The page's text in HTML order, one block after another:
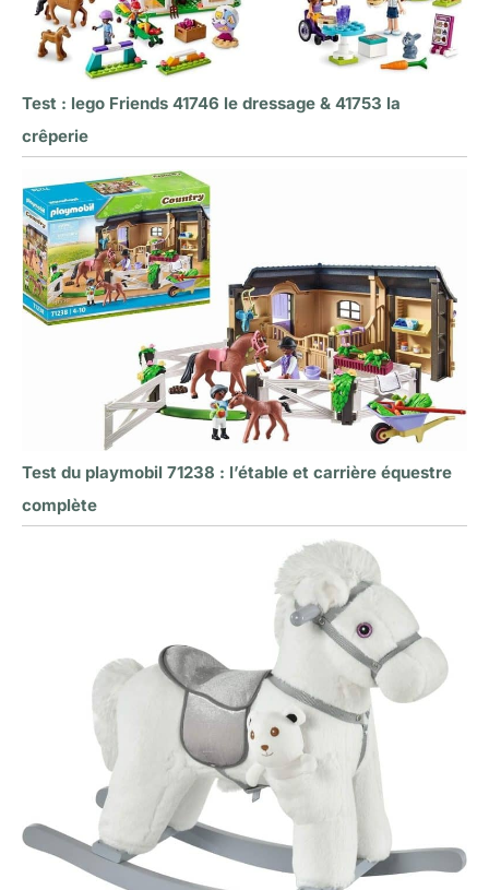
Test : lego Friends 41746 le dressage & 41753 la
crêperie
Test du playmobil 71238 : l’étable et carrière équestre
complète